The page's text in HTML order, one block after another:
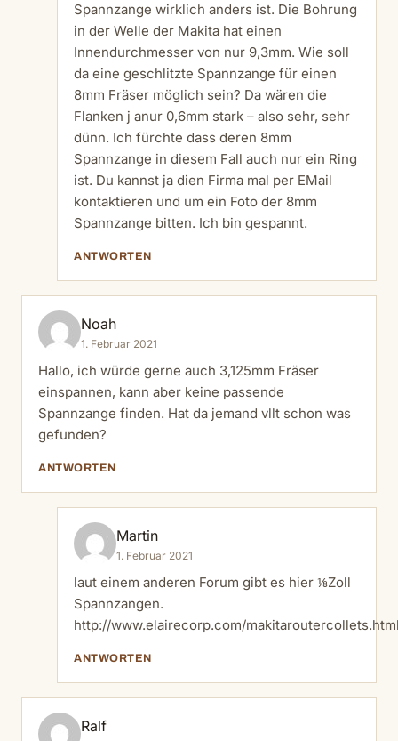
Spannzange wirklich anders ist. Die Bohrung
in der Welle der Makita hat einen
Innendurchmesser von nur 9,3mm. Wie soll
da eine geschlitzte Spannzange für einen
8mm Fräser möglich sein? Da wären die
Flanken j anur 0,6mm stark – also sehr, sehr
dünn. Ich fürchte dass deren 8mm
Spannzange in diesem Fall auch nur ein Ring
ist. Du kannst ja dien Firma mal per EMail
kontaktieren und um ein Foto der 8mm
Spannzange bitten. Ich bin gespannt.
ANTWORTEN
Noah
1. Februar 2021
Hallo, ich würde gerne auch 3,125mm Fräser
einspannen, kann aber keine passende
Spannzange finden. Hat da jemand vllt schon was
gefunden?
ANTWORTEN
Martin
1. Februar 2021
laut einem anderen Forum gibt es hier ⅛Zoll
Spannzangen.
http://www.elairecorp.com/
ANTWORTEN
Ralf